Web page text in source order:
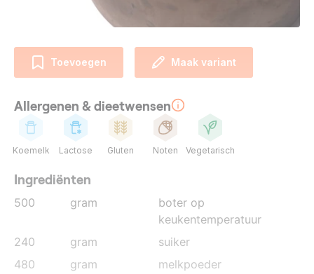
Toevoegen Maak variant
Allergenen & dieetwensen
Koemelk Lactose Gluten Noten Vegetarisch
Ingrediënten
500 gram
boter op
keukentemperatuur
240
gram
suiker
480
gram
melkpoeder